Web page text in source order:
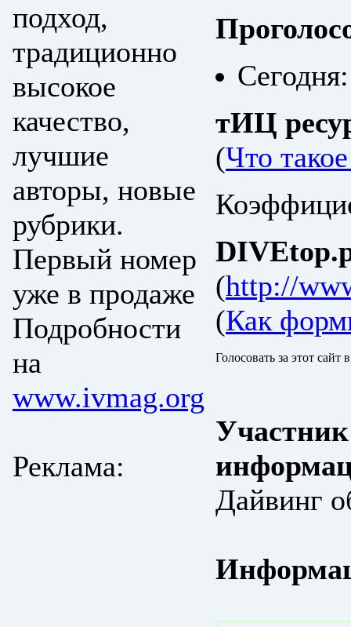
подход,
традиционно
высокое
качество,
лучшие
авторы, новые
рубрики.
Первый номер
уже в продаже
Подробности
на
www.ivmag.org
Реклама:
тИЦ
(Что
(http://
(Как
Голосовать за этот сайт
Дайвинг